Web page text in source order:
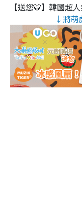
【送您🐯】韓國超
↓將萌